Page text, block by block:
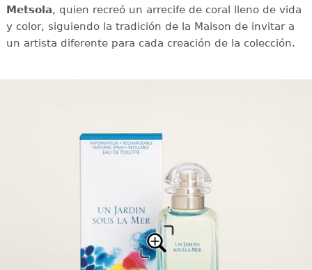
Metsola, quien recreó un arrecife de coral lleno de vida
y color, siguiendo la tradición de la Maison de invitar a
un artista diferente para cada creación de la colección.